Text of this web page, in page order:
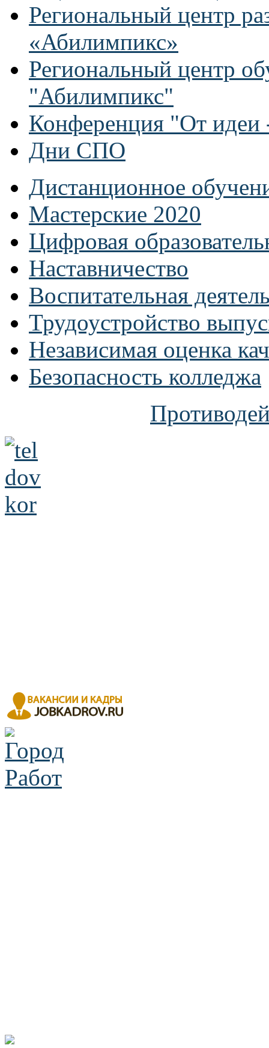
Региональный центр
«Абилимпикс»
Региональный центр
"Абилимпикс"
Конференция "От идеи
Дни СПО
Дистанционное
Мастерские 2020
Цифровая
Наставничество
Воспитательная
Трудоустройство
Независимая оценка
Безопасность колледжа